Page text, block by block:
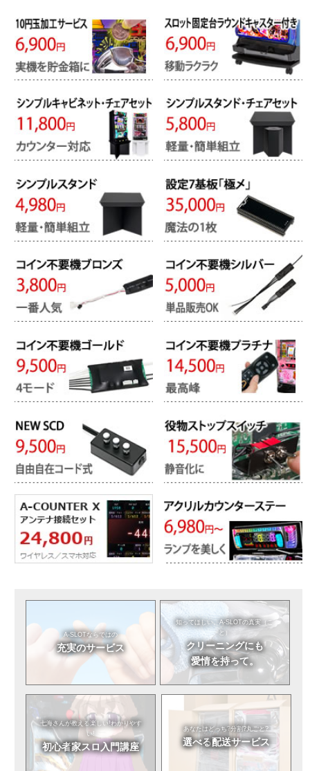
A-SLOTならではの
充実のサービス
知ってほしい。A-SLOTの真実（こ
と）
クリーニングにも
愛情を持って。
七海さんが教える楽しい!わかりやす
い!
初心者家スロ入門講座
あなたはどっち?分割?丸ごと?
選べる配送サービス